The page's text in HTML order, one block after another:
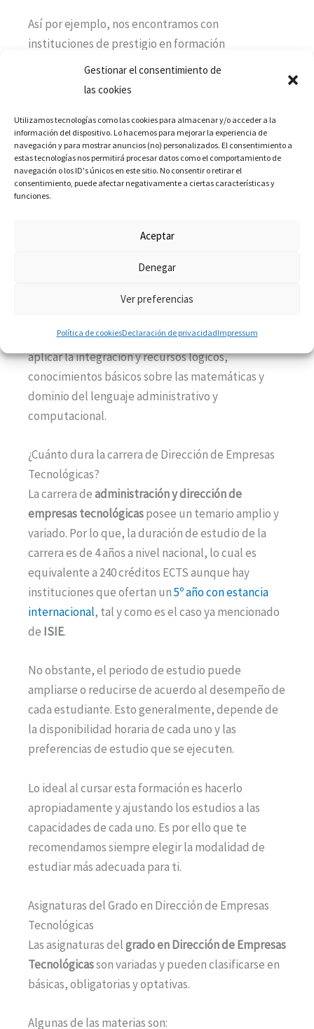
Gestionar el consentimiento de
las cookies
Utilizamos tecnologías como las cookies para almacenar y/o acceder a la
información del dispositivo. Lo hacemos para mejorar la experiencia de
navegación y para mostrar anuncios (no) personalizados. El consentimiento a
estas tecnologías nos permitirá procesar datos como el comportamiento de
navegación o los ID's únicos en este sitio. No consentir o retirar el
consentimiento, puede afectar negativamente a ciertas características y
funciones.
Aceptar
Denegar
Ver preferencias
Política de cookiesDeclaración de privacidadImpressum
Así por ejemplo, nos encontramos con
instituciones de prestigio en formación
empresarial como el
Instituto Superior de
Investigación Empresarial, ISIE
que se puede acceder sin tener la EVAU y permite
el acceso a una titulación oficial de ámbito
europeo gracias a su acuerdo con la Dublin
Business School.
nuestros Asesores Académicos
En cuanto a los requisitos del perfil del alumno a
embargo, se recomienda tener habilidades para
aplicar la integración y recursos lógicos,
conocimientos básicos sobre las matemáticas y
dominio del lenguaje administrativo y
computacional.
¿Cuánto dura la carrera de Dirección de Empresas
Tecnológicas?
La carrera deadministración y dirección de
empresas tecnológicasposee un temario amplio y
variado. Por lo que, la duración de estudio de la
carrera es de 4 años a nivel nacional, lo cual es
equivalente a 240 créditos ECTS aunque hay
instituciones que ofertan un5º año con estancia
internacional, tal y como es el caso ya mencionado
de ISIE.
No obstante, el periodo de estudio puede
ampliarse o reducirse de acuerdo al desempeño de
cada estudiante. Esto generalmente, depende de
la disponibilidad horaria de cada uno y las
preferencias de estudio que se ejecuten.
Lo ideal al cursar esta formación es hacerlo
apropiadamente y ajustando los estudios a las
capacidades de cada uno. Es por ello que te
recomendamos siempre elegir la modalidad de
estudiar más adecuada para ti.
Asignaturas del Grado en Dirección de Empresas
Tecnológicas
Las asignaturas delgrado en Dirección de Empresas
Tecnológicasson variadas y pueden clasificarse en
básicas, obligatorias y optativas.
Algunas de las materias son: